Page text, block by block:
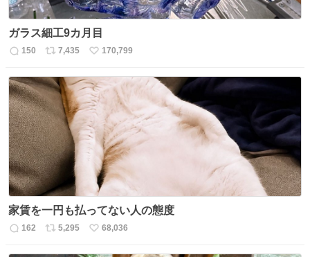
ガラス細工9カ月目
返
数
150
リ
ス
ト
数
7,435
い
ね
数
170,799
家賃を一円も払ってない人の態度
返
162
リ
5,295
い
68,036